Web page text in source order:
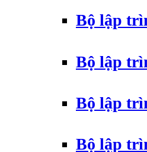
Bộ lập
Bộ lập
Bộ lập
Bộ lập